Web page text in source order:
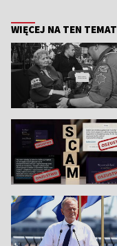
WIĘCEJ NA TEN TEMAT